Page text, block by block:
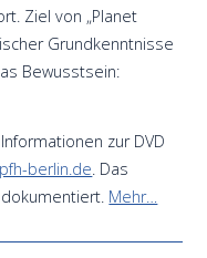
Ziel von „Planet
Grundkenntnisse
Bewusstsein:
zur DVD
berlin.de . Das
Mehr…